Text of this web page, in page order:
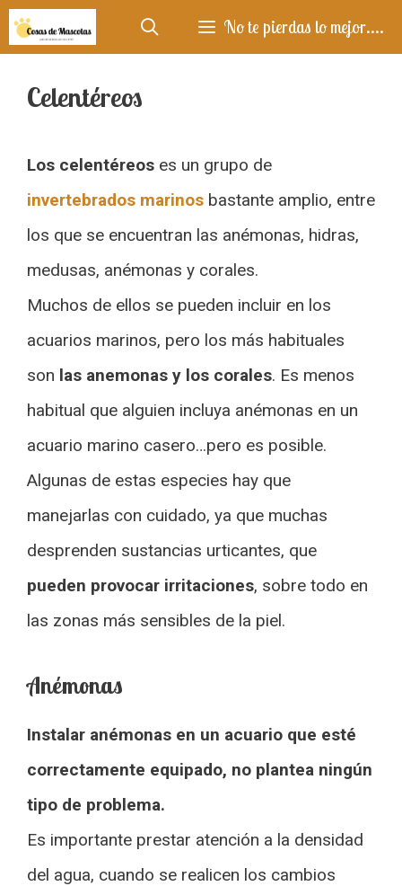
Saltar
al
contenido
No te pierdas lo mejor....
Celentéreos
Los celentéreos es un grupo de
invertebrados marinos bastante amplio, entre
los que se encuentran las anémonas, hidras,
medusas, anémonas y corales.
Muchos de ellos se pueden incluir en los
acuarios marinos, pero los más habituales
son las anemonas y los corales. Es menos
habitual que alguien incluya anémonas en un
acuario marino casero…pero es posible.
Algunas de estas especies hay que
manejarlas con cuidado, ya que muchas
desprenden sustancias urticantes, que
pueden provocar irritaciones, sobre todo en
las zonas más sensibles de la piel.
Anémonas
Instalar anémonas en un acuario que esté
correctamente equipado, no plantea ningún
tipo de problema.
Es importante prestar atención a la densidad
del agua, cuando se realicen los cambios